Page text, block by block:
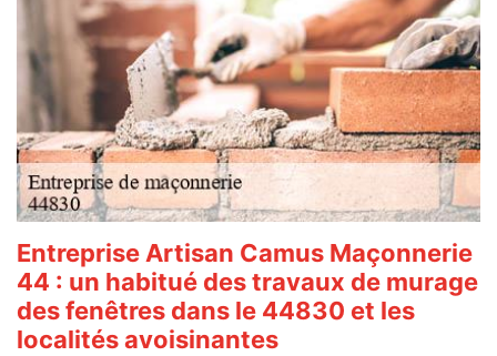
Entreprise Artisan Camus Maçonnerie
44 : un habitué des travaux de murage
des fenêtres dans le 44830 et les
localités avoisinantes